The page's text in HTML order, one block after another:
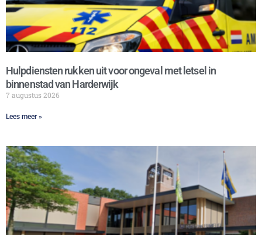
Hulpdiensten rukken uit voor ongeval met letsel in
binnenstad van Harderwijk
7 augustus 2026
Lees meer »